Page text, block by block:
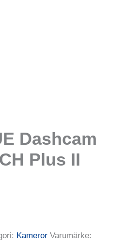
Dashcam
Plus II
Kameror Varumärke: